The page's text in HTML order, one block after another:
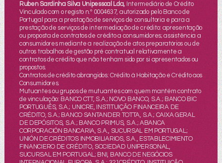
Ruben Sardinha Silva Unipessoal Lda, Intermediário de Crédito
Vinculado com o registo n.º 0004637, autorizado pelo Banco de
Portugal para a prestação de serviços de consultoria e para a
prestação de serviços de intermediação de crédito: apresentação
ou proposta de contratos de crédito a consumidores; assistência a
consumidores mediante a realização de atos preparatórios ou de
outros trabalhos de gestão pré contratual relativamente a
contratos de crédito que não tenham sido por si apresentados ou
propostos.
Contratos de crédito abrangidos: Crédito à Habitação e Crédito aos
Consumidores.
Mutuantes ou grupos de mutuantes com quem mantém contrato
de vinculação: BANCO CTT, S.A.; NOVO BANCO, S.A.; BANCO BIC
PORTUGUÊS, S.A.; UNICRE, INSTITUIÇÃO FINANCEIRA DE
CRÉDITO, S.A.; BANCO SANTANDER TOTTA, S.A.; CAIXA GERAL
DE DEPÓSITOS, S.A.; BANCO PRIMUS, S.A.; ABANCA
CORPORACIÓN BANCARIA, S.A., SUCURSAL EM PORTUGAL;
UNIÓN DE CRÉDITOS INMOBILIARIOS, S.A., ESTABLECIMIENTO
FINANCIERO DE CRÉDITO, SOCIEDAD UNIPERSONAL,
SUCURSAL EM PORTUGAL; BNI, BANCO DE NEGÓCIOS